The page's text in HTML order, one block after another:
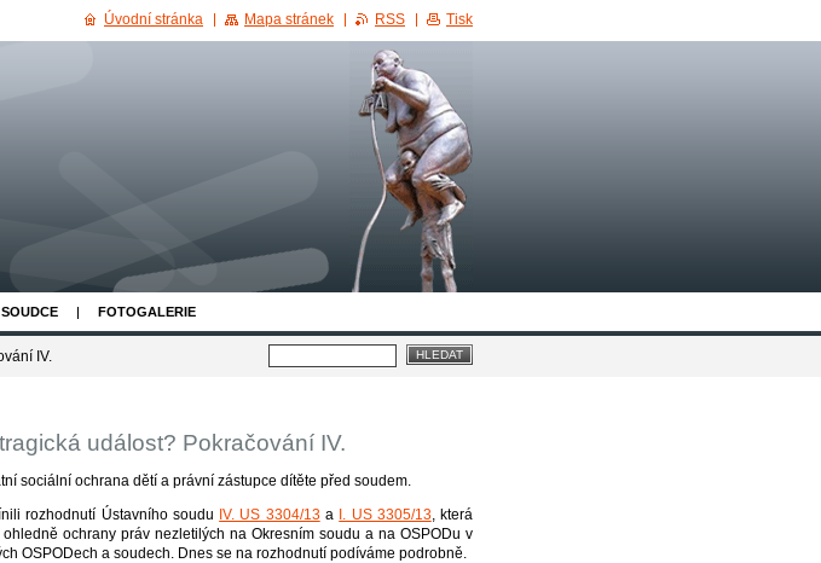
FOTOGALERIE
IV.
událost? Pokračování IV.
sociální ochrana dětí a právní zástupce dítěte před soudem.
rozhodnutí Ústavního soudu IV. US 3304/13a I. US 3305/13, která
ochrany práv nezletilých na Okresním soudu a na OSPODu v
OSPODech a soudech. Dnes se na rozhodnutí podíváme podrobně.
Úvodní stránka Mapa stránek RSS Tisk